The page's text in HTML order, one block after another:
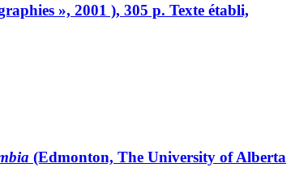
», 2001 ), 305 p. Texte établi,
(Edmonton, The University of Alberta